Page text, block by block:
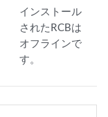
インストール
されたRCBは
オフラインで
す。